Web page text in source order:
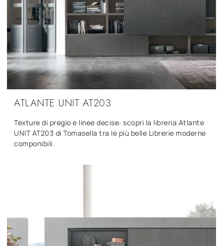
ATLANTE UNIT AT203
Texture di pregio e linee decise: scopri la libreria Atlante
UNIT AT203 di Tomasella tra le più belle Librerie moderne
componibili.